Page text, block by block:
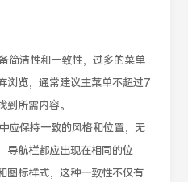
简洁性和一致性，过多的菜单
浏览，通常建议主菜单不超过7
所需内容。
应保持一致的风格和位置，无
导航栏都应出现在相同的位
图标样式，这种一致性不仅有